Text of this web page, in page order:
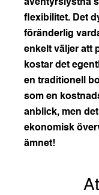
äventyrslystna
flexibilitet. Det
föränderlig
enkelt väljer att
kostar det
en traditionell
som en
anblick, men
ekonomisk
ämnet!